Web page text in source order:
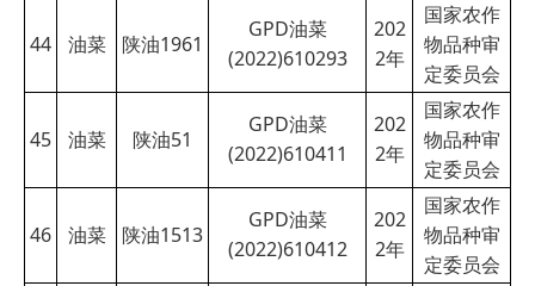
44 油菜 陕油1961
GPD油菜
(2022)610293
202
2年
国家农作
物品种审
定委员会
45 油菜 陕油51
GPD油菜
(2022)610411
202
2年
国家农作
物品种审
定委员会
46 油菜 陕油1513
GPD油菜
(2022)610412
202
2年
国家农作
物品种审
定委员会